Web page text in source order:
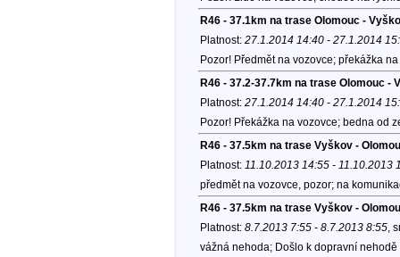
R46 - 37.1km na trase Olomouc -
Platnost: 27.1.2014 14:40 - 27.1.2014
Pozor! Předmět na vozovce; překážka
R46 - 37.2-37.7km na trase Olomouc -
Platnost: 27.1.2014 14:40 - 27.1.2014
Pozor! Překážka na vozovce; bedna od
R46 - 37.5km na trase Vyškov -
Platnost: 11.10.2013 14:55 - 11.10.2013
předmět na vozovce, pozor; na
R46 - 37.5km na trase Vyškov -
Platnost: 8.7.2013 7:55 - 8.7.2013 8:55,
vážná nehoda; Došlo k dopravní